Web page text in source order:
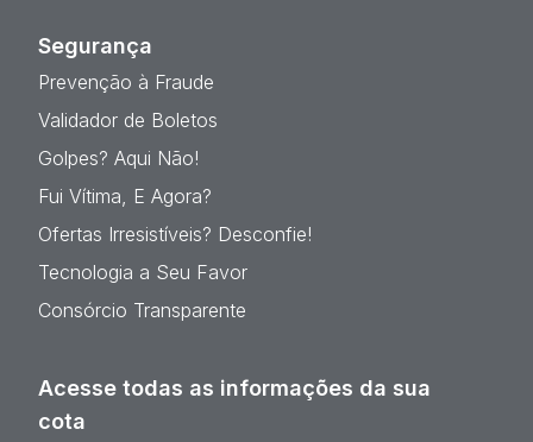
Segurança
Prevenção à Fraude
Validador de Boletos
Golpes? Aqui Não!
Fui Vítima, E Agora?
Ofertas Irresistíveis? Desconfie!
Tecnologia a Seu Favor
Consórcio Transparente
Acesse todas as informações da sua
cota